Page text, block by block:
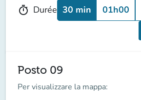
timer Durée 30 min 01h00
Posto 09
Per visualizzare la mappa: